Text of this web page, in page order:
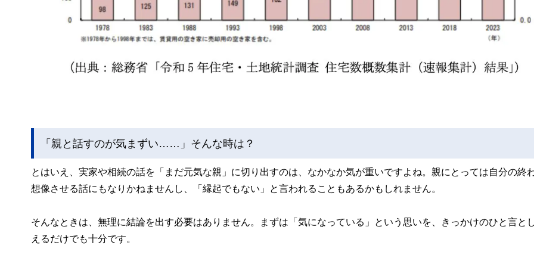
「親と話すのが気まずい……」そんな時は？
とはいえ、実家や相続の話を「まだ元気な親」に切り出すのは、なかなか気が重いですよね。親にとっては自分の終
想像させる話にもなりかねませんし、「縁起でもない」と言われることもあるかもしれません。
そんなときは、無理に結論を出す必要はありません。まずは「気になっている」という思いを、きっかけのひと言と
えるだけでも十分です。